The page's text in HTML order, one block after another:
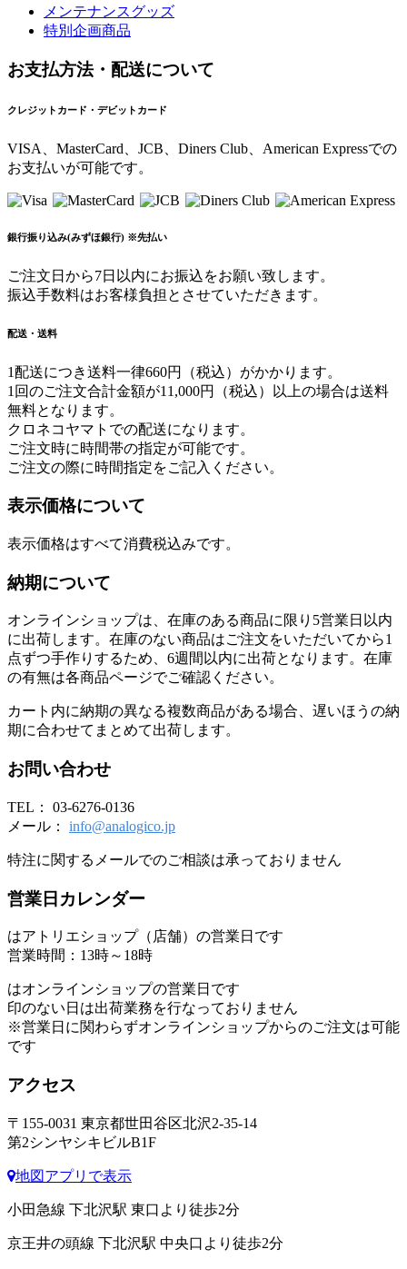
メンテナンスグッズ
特別企画商品
お支払方法・配送について
クレジットカード・デビットカード
VISA、MasterCard、JCB、Diners Club、American Expressでの
お支払いが可能です。
銀行振り込み(みずほ銀行) ※先払い
ご注文日から7日以内にお振込をお願い致します。
振込手数料はお客様負担とさせていただきます。
配送・送料
1配送につき送料一律660円（税込）がかかります。
1回のご注文合計金額が11,000円（税込）以上の場合は送料
無料となります。
クロネコヤマトでの配送になります。
ご注文時に時間帯の指定が可能です。
ご注文の際に時間指定をご記入ください。
表示価格について
表示価格はすべて消費税込みです。
納期について
オンラインショップは、在庫のある商品に限り5営業日以内
に出荷します。在庫のない商品はご注文をいただいてから1
点ずつ手作りするため、6週間以内に出荷となります。在庫
の有無は各商品ページでご確認ください。
カート内に納期の異なる複数商品がある場合、遅いほうの納
期に合わせてまとめて出荷します。
お問い合わせ
TEL： 03-6276-0136
メール： info@analogico.jp
特注に関するメールでのご相談は承っておりません
営業日カレンダー
はアトリエショップ（店舗）の営業日です
営業時間：13時～18時
はオンラインショップの営業日です
印のない日は出荷業務を行なっておりません
※営業日に関わらずオンラインショップからのご注文は可能
です
アクセス
〒155-0031 東京都世田谷区北沢2-35-14
第2シンヤシキビルB1F
地図アプリで表示
小田急線 下北沢駅 東口より徒歩2分
京王井の頭線 下北沢駅 中央口より徒歩2分